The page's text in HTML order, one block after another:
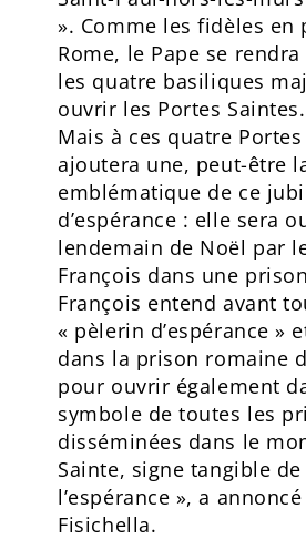
». Comme les fidèles en
Rome, le Pape se
les quatre basiliques
ouvrir les Portes Saintes.
Mais à ces quatre Portes
ajoutera une, peut-être
emblématique de ce
d’espérance : elle sera
lendemain de Noël par
François dans une
François entend avant
« pèlerin d’espérance »
dans la prison romaine
pour ouvrir également
symbole de toutes les
disséminées dans le
Sainte, signe tangible de
l’espérance », a
Fisichella.